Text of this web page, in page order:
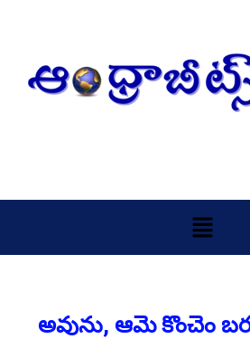
Menu
అవును, ఆమె కొంచెం